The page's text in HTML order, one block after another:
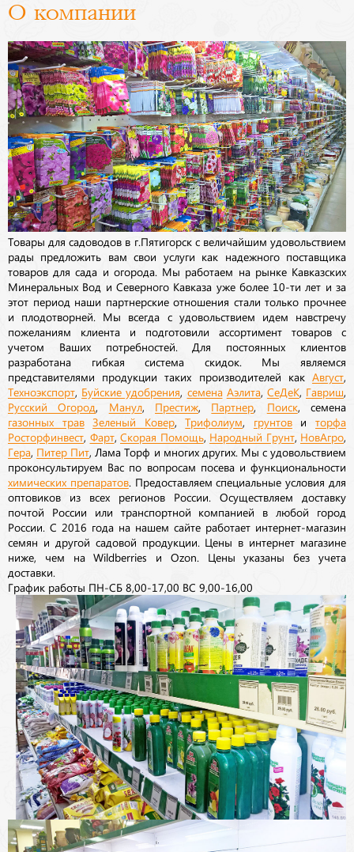
О компании
Товары для садоводов в г.Пятигорск с величайшим удовольствием
рады предложить вам свои услуги как надежного поставщика
товаров для сада и огорода. Мы работаем на рынке Кавказских
Минеральных Вод и Северного Кавказа уже более 10-ти лет и за
этот период наши партнерские отношения стали только прочнее
и плодотворней. Мы всегда с удовольствием идем навстречу
пожеланиям клиента и подготовили ассортимент товаров с
учетом Ваших потребностей. Для постоянных клиентов
разработана гибкая система скидок. Мы являемся
представителями продукции таких производителей как Август
Техноэкспорт Буйские удобрения семена Аэлита, СеДеК Гавриш
Русский Огород Манул, Престиж Партнер Поиск, семена
газонных трав Зеленый Ковер,Трифолиум грунтовиторфа
Росторфинвест Фарт, Скорая Помощь Народный Грунт, НовАгро
Гера Питер Пит , Лама Торф и многих других. Мы с удовольствием
проконсультируем Вас по вопросам посева и функциональности
химических препаратов. Предоставляем специальные условия для
оптовиков из всех регионов России. Осуществляем доставку
почтой России или транспортной компанией в любой город
России. С 2016 года на нашем сайте работает интернет-магазин
семян и другой садовой продукции. Цены в интернет магазине
ниже, чем на Wildberries и Ozon. Цены указаны без учета
доставки.
График работы ПН-СБ 8,00-17,00 ВС 9,00-16,00